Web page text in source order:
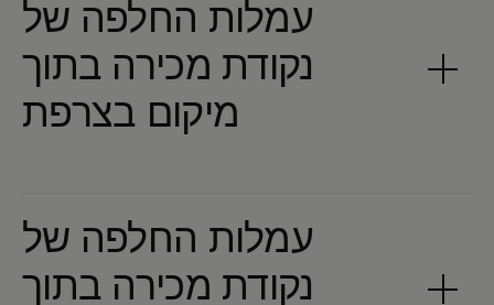
עמלות החלפה של
נקודת מכירה בתוך
עמלות החלפה של
נקודת מכירה בתוך